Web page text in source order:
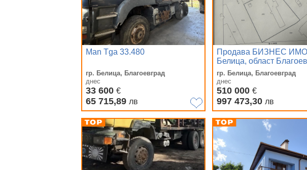
Man Tga 33.480
гр. Белица, Благоевград
днес
33 600 €
65 715,89 лв
Продава БИЗНЕС
Белица, област
гр. Белица, Благоевград
днес
510 000 €
997 473,30 лв